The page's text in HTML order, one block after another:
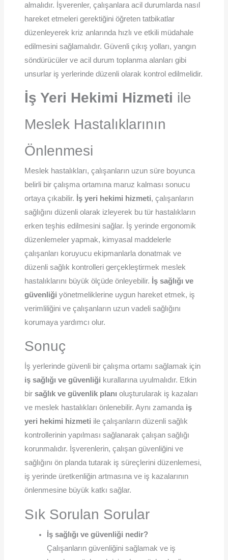
almalıdır. İşverenler, çalışanlara acil durumlarda nasıl
hareket etmeleri gerektiğini öğreten tatbikatlar
düzenleyerek kriz anlarında hızlı ve etkili müdahale
edilmesini sağlamalıdır. Güvenli çıkış yolları, yangın
söndürücüler ve acil durum toplanma alanları gibi
unsurlar iş yerlerinde düzenli olarak kontrol edilmelidir.
İş Yeri Hekimi Hizmeti ile
Meslek Hastalıklarının
Önlenmesi
Meslek hastalıkları, çalışanların uzun süre boyunca
belirli bir çalışma ortamına maruz kalması sonucu
ortaya çıkabilir. İş yeri hekimi hizmeti, çalışanların
sağlığını düzenli olarak izleyerek bu tür hastalıkların
erken teşhis edilmesini sağlar. İş yerinde ergonomik
düzenlemeler yapmak, kimyasal maddelerle
çalışanları koruyucu ekipmanlarla donatmak ve
düzenli sağlık kontrolleri gerçekleştirmek meslek
hastalıklarını büyük ölçüde önleyebilir. İş sağlığı ve
güvenliği yönetmeliklerine uygun hareket etmek, iş
verimliliğini ve çalışanların uzun vadeli sağlığını
korumaya yardımcı olur.
Sonuç
İş yerlerinde güvenli bir çalışma ortamı sağlamak için
iş sağlığı ve güvenliği kurallarına uyulmalıdır. Etkin
bir sağlık ve güvenlik planı oluşturularak iş kazaları
ve meslek hastalıkları önlenebilir. Aynı zamanda iş
yeri hekimi hizmeti ile çalışanların düzenli sağlık
kontrollerinin yapılması sağlanarak çalışan sağlığı
korunmalıdır. İşverenlerin, çalışan güvenliğini ve
sağlığını ön planda tutarak iş süreçlerini düzenlemesi,
iş yerinde üretkenliğin artmasına ve iş kazalarının
önlenmesine büyük katkı sağlar.
Sık Sorulan Sorular
İş sağlığı ve güvenliği nedir?
Çalışanların güvenliğini sağlamak ve iş